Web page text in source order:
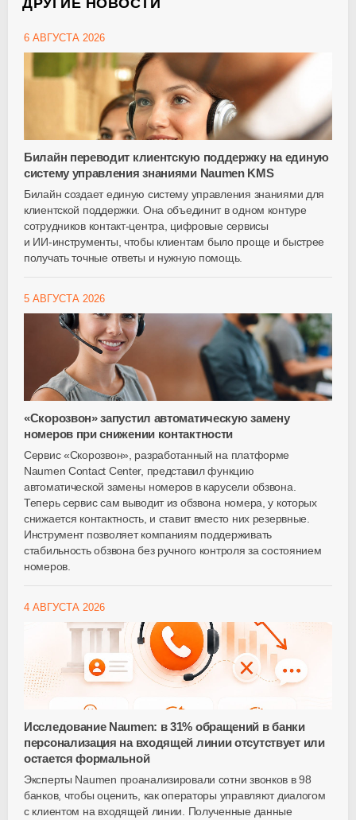
ДРУГИЕ НОВОСТИ
6 АВГУСТА 2026
Билайн переводит клиентскую поддержку на единую
систему управления знаниями Naumen KMS
Билайн создает единую систему управления знаниями для
клиентской поддержки. Она объединит в одном контуре
сотрудников контакт-центра , цифровые сервисы
и ИИ-инструменты , чтобы клиентам было проще и быстрее
получать точные ответы и нужную помощь.
5 АВГУСТА 2026
«Скорозвон» запустил автоматическую замену
номеров при снижении контактности
Сервис «Скорозвон», разработанный на платформе
Naumen Contact Center, представил функцию
автоматической замены номеров в карусели обзвона.
Теперь сервис сам выводит из обзвона номера, у которых
снижается контактность, и ставит вместо них резервные.
Инструмент позволяет компаниям поддерживать
стабильность обзвона без ручного контроля за состоянием
номеров.
4 АВГУСТА 2026
Исследование Naumen: в 31% обращений в банки
персонализация на входящей линии отсутствует или
остается формальной
Эксперты Naumen проанализировали сотни звонков в 98
банков, чтобы оценить, как операторы управляют диалогом
с клиентом на входящей линии. Полученные данные